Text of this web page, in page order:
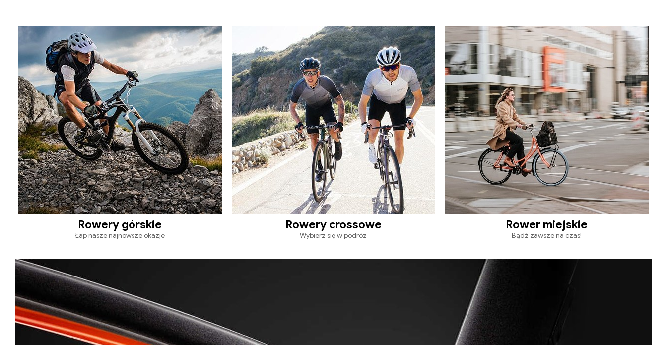
Rowery górskie
Łap nasze najnowsze okazje
Rowery crossowe
Wybierz się w podróż
Rower miejskie
Bądź zawsze na czas!